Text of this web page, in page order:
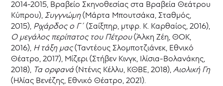
2014-2015, Βραβείο Σκηνοθεσίας στα Βραβεία Θεάτρου
Κύπρου),Συγγνώμη(Μάρτα Μπουτσάκα, Σταθμός,
2015), Ριχάρδος ο Γ΄ (Σαίξπηρ, μτφρ. Κ. Καρθαίος, 2016),
Ο μεγάλος περίπατος του Πέτρου(Άλκη Ζέη, ΘΟΚ,
2016), Η τάξη μας(Ταντέους Σλομποτζιάνεκ, Εθνικό
Θέατρο, 2017), Μίζερι (Στήβεν Κινγκ, Ιλίσια-Βολανάκης,
2018), Τα ορφανά (Ντένις Κέλλυ, ΚΘΒΕ, 2018),Αιολική Γη
(Ηλίας Βενέζης, Εθνικό Θέατρο, 2021).